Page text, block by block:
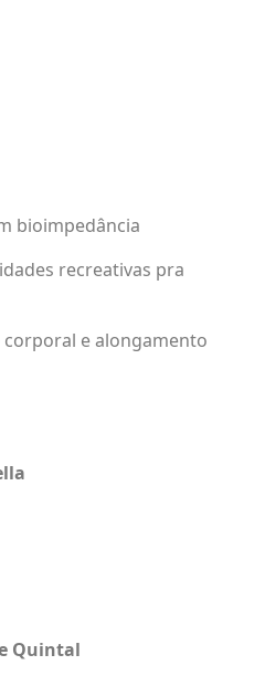
bioimpedância
recreativas pra
corporal e alongamento
Quintal